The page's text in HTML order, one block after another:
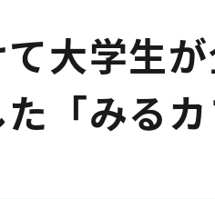
大学生
「みる